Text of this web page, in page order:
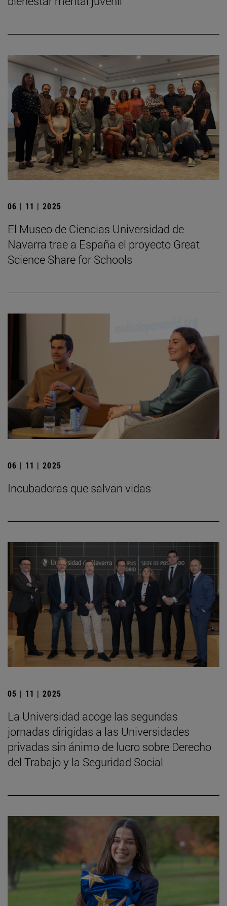
06 | 11 | 2025
El Museo de Ciencias Universidad de
Navarra trae a España el proyecto Great
Science Share for Schools
06 | 11 | 2025
Incubadoras que salvan vidas
05 | 11 | 2025
La Universidad acoge las segundas
jornadas dirigidas a las Universidades
privadas sin ánimo de lucro sobre Derecho
del Trabajo y la Seguridad Social